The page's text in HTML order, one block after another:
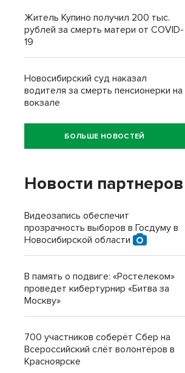
Житель Купино получил 200 тыс.
рублей за смерть матери от COVID-
19
Новосибирский суд наказал
водителя за смерть пенсионерки на
вокзале
БОЛЬШЕ НОВОСТЕЙ
Новости партнеров
Видеозапись обеспечит
прозрачность выборов в Госдуму в
Новосибирской области
В память о подвиге: «Ростелеком»
проведет кибертурнир «Битва за
Москву»
700 участников соберёт Сбер на
Всероссийский слёт волонтёров в
Красноярске